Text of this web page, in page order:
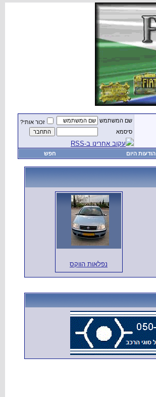
שם המשתמש
זכור אותי?
סיסמא
עקוב אחרינו ב-RSS
הודעות היום חפש
נפלאות הווקס